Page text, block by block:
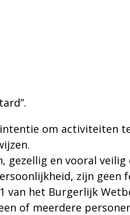
intentie om
gezellig en vooral
zijn
van het Burgerlijk
of meerdere